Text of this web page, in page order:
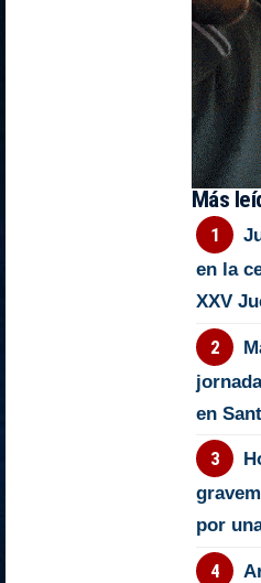
Más
en la
XXV
en
por